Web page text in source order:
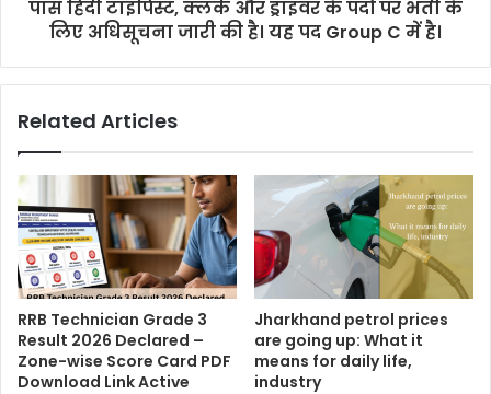
पास हिंदी टाइपिस्ट, क्लर्क और ड्राइवर के पदों पर भर्ती के
लिए अधिसूचना जारी की है। यह पद Group C में है।
Related Articles
RRB Technician Grade 3
Result 2026 Declared –
Zone-wise Score Card PDF
Download Link Active
Jharkhand petrol prices
are going up: What it
means for daily life,
industry